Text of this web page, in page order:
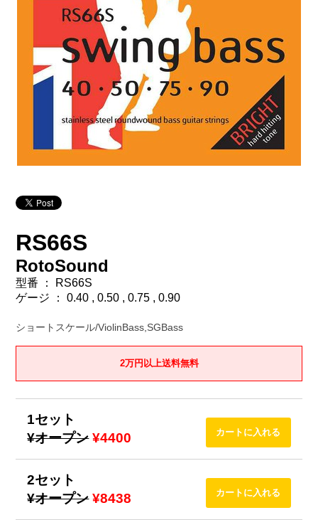
RS66S
RotoSound
型番 ： RS66S
ゲージ ： 0.40 , 0.50 , 0.75 , 0.90
ショートスケール/ViolinBass,SGBass
2万円以上送料無料
1セット
¥オープン ¥4400
2セット
¥オープン ¥8438